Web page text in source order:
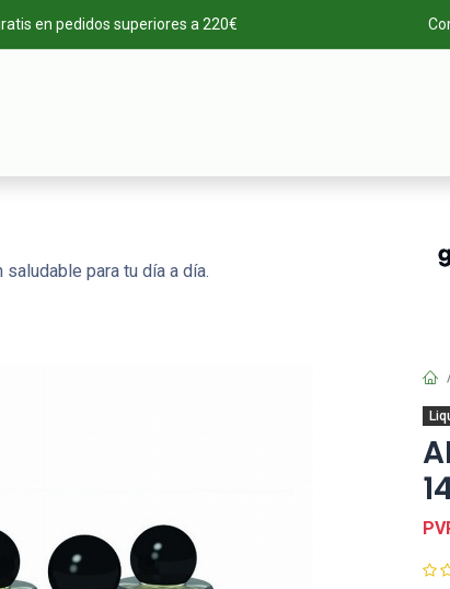
en pedidos superiores a 220€
para tu día a día.